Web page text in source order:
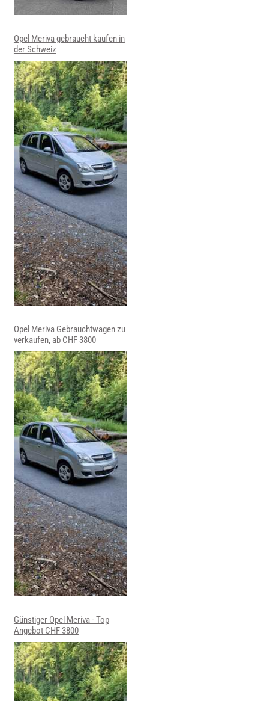
Opel Meriva gebraucht kaufen in
der Schweiz
Opel Meriva Gebrauchtwagen zu
verkaufen, ab CHF 3800
Günstiger Opel Meriva - Top
Angebot CHF 3800